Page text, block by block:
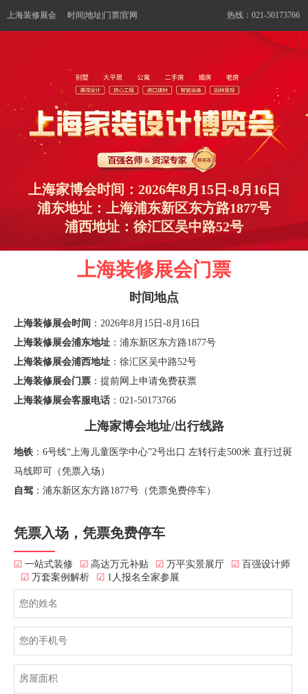
上海装修展会 时间|地址|门票|官网 热线：021-50173766
上海家博会时间：2026年8月15日-8月16日
浦东地址：上海浦东新区东方路1877号
浦西地址：徐汇区吴中路52号
上海装修展会门票
时间地点
上海装修展会时间 ：2026年8月15日-8月16日
上海装修展会浦东地址 ：浦东新区东方路1877号
上海装修展会浦西地址 ：徐汇区吴中路52号
上海装修展会门票 ：提前网上申请免费获票
上海装修展会客服电话 ：021-50173766
上海家博会地址/出行线路
地铁 ：6号线“上海儿童医学中心”2号出口 左转行走500米 直行过斑
马线即可（凭票入场）
自驾 ：浦东新区东方路1877号（凭票免费停车）
凭票入场，凭票免费停车
☑ 一站式装修 ☑ 高达万元补贴 ☑ 万平实景展厅 ☑ 百强设计师
☑ 万套案例解析 ☑ 1人报名全家参展